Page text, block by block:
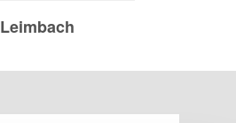
Leimbach